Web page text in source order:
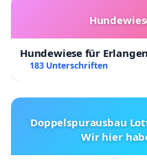
Hundewiese für Erlangen
183 Unterschriften
Doppelspurausbau
Wir hier